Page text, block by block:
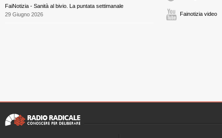
FaiNotizia - Sanità al bivio. La puntata settimanale
29 Giugno 2026
Fainotizia video